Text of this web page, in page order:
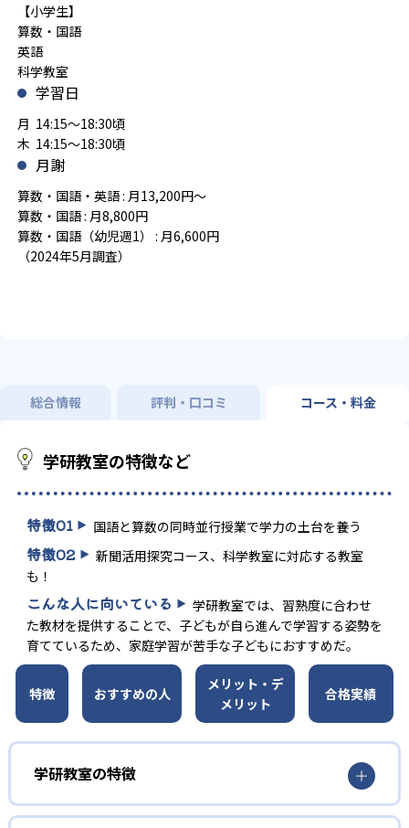
【小学生】
算数・国語
英語
科学教室
学習日
月 14:15～18:30頃
木 14:15～18:30頃
月謝
算数・国語・英語 : 月13,200円～
算数・国語 : 月8,800円
算数・国語（幼児週1） : 月6,600円
（2024年5月調査）
総合情報 評判・口コミ コース・料金
学研教室の特徴など
特徴01 国語と算数の同時並行授業で学力の土台を養う
特徴02
新聞活用探究コース、科学教室に対応する教室
も！
こんな人に向いている
学研教室では、習熟度に合わせ
た教材を提供することで、子どもが自ら進んで学習する姿勢を
育てているため、家庭学習が苦手な子どもにおすすめだ。
特徴 おすすめの人
メリット・デ
メリット
合格実績
学研教室の特徴
01